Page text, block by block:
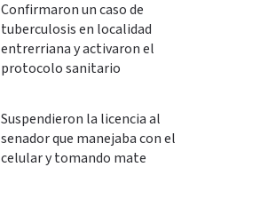
Confirmaron un caso de
tuberculosis en localidad
entrerriana y activaron el
protocolo sanitario
Suspendieron la licencia al
senador que manejaba con el
celular y tomando mate